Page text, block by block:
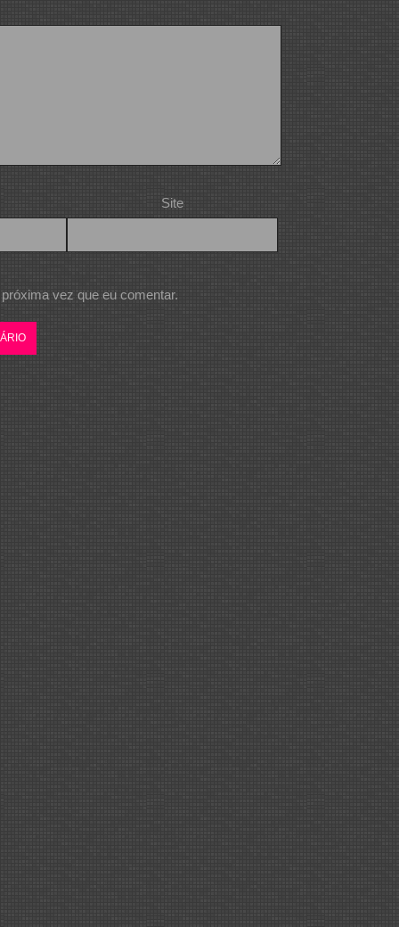
Site
vez que eu comentar.